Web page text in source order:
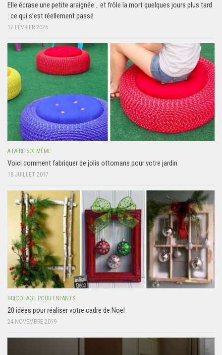
Elle écrase une petite araignée… et frôle la mort quelques jours plus tard
: ce qui s’est réellement passé
17 FÉVRIER 2026
A FAIRE SOI MÊME
Voici comment fabriquer de jolis ottomans pour votre jardin
18 JUILLET 2017
BRICOLAGE POUR ENFANTS
20 idées pour réaliser votre cadre de Noel
24 NOVEMBRE 2019